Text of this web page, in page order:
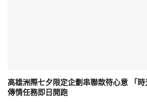
高雄洲際七夕限定企劃串聯款待心意 「時
傳情任務即日開跑